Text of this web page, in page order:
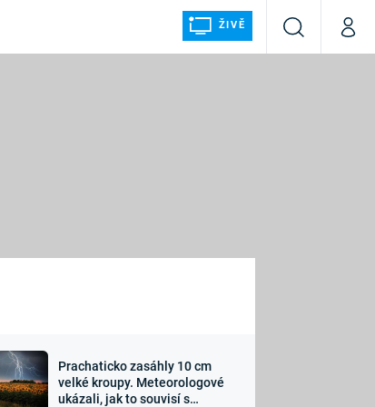
ŽIVĚ
VyhledáváníMůj
Sledujte nás
Prachaticko zasáhly 10 cm
velké kroupy. Meteorologové
ukázali, jak to souvisí s